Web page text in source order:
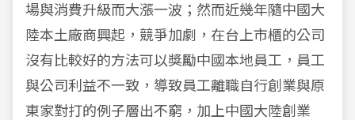
場與消費升級而大漲一波；然而近幾年隨中國大
陸本土廠商興起，競爭加劇，在台上市櫃的公司
沒有比較好的方法可以獎勵中國本地員工，員工
與公司利益不一致，導致員工離職自行創業與原
東家對打的例子層出不窮，加上中國大陸創業